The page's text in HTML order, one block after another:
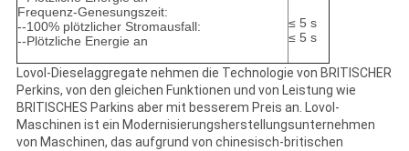
Frequenz-Genesungszeit:
--100% plötzlicher Stromausfall:
--Plötzliche Energie an
≤ 5 s
≤ 5 s
Lovol-Dieselaggregate nehmen die Technologie von BRITISCHER
Perkins, von den gleichen Funktionen und von Leistung wie
BRITISCHES Parkins aber mit besserem Preis an. Lovol-
Maschinen ist ein Modernisierungsherstellungsunternehmen
von Maschinen, das aufgrund von chinesisch-britischen